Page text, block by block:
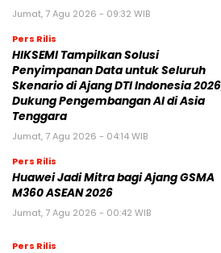
Jumat, 7 Agu 2026 - 09:32 WIB
Pers Rilis
HIKSEMI Tampilkan Solusi
Penyimpanan Data untuk Seluruh
Skenario di Ajang DTI Indonesia
Dukung Pengembangan AI di Asia
Tenggara
Jumat, 7 Agu 2026 - 04:14 WIB
Pers Rilis
Huawei Jadi Mitra bagi Ajang GSMA
M360 ASEAN 2026
Jumat, 7 Agu 2026 - 00:42 WIB
Pers Rilis